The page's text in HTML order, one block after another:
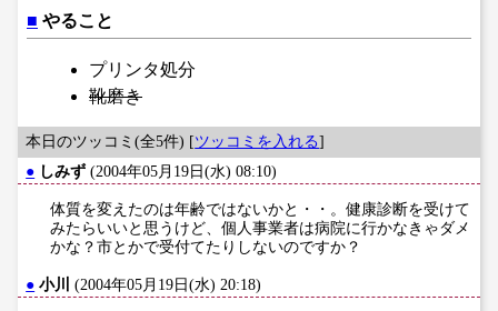
■ やること
プリンタ処分
靴磨き
本日のツッコミ(全5件) [ツッコミを入れる]
● しみず (2004年05月19日(水) 08:10)
体質を変えたのは年齢ではないかと・・。健康診断を受けて
みたらいいと思うけど、個人事業者は病院に行かなきゃダメ
かな？市とかで受付てたりしないのですか？
● 小川 (2004年05月19日(水) 20:18)